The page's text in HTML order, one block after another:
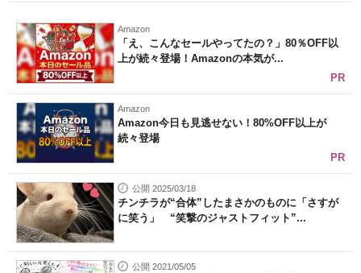
Amazon
「え、こんなセールやってたの？」80％OFF以
上が続々登場！Amazonの本気が...
PR
Amazon
Amazon今日も見逃せない！80%OFF以上が
続々登場
PR
公開 2025/03/18
チンチラが“合体”したまさかのものに「さすが
に笑う」 “笑撃のジャストフィット”...
公開 2021/05/05